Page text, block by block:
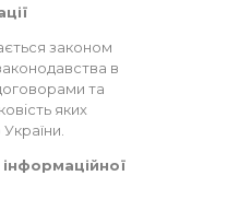
законом
в
та
яких